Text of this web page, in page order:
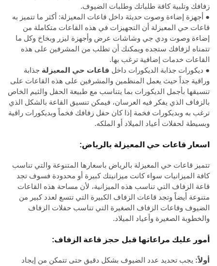
زفافك وتلبية كافة طلباتك وطلبات الضيوف.
● أجهزة إضاءة وصوت حديثة داخل قاعات المعيزلة: أكثر ما تتميز به
قاعات حي المعيزلة أن التجهيزات في هذه القاعات متكاملة من
إضاءة وصوت ودي جي وشاشات عرض وأجهزة ليزر وبخاخ وكل ما
تتمناه لزفافك ستجده ويمكنك أن تطلب من المشرفين على هذه
القاعات خدمات إضافية ترغب بها.
● ديكورات جذابة الديكورات داخل قاعات حي المعيزلة جذابة
وراقية جداً حيث يعمل المنظمين والمشرفين على هذه القاعات على
تنسيقها بأجمل الديكورات بما يتناسب مع طبيعة الحفل والثيم الخاص
بالزفاف الذي يفكر فيه العرسان، فيمكن تنسيق القاعة بالشكل الذي
ترغب به وبديكورات فخمة إذا كان حفل زفافك فخماً وبديكورات راقية
وبسيطة لحفلات أعياد الميلاد أو الملكه.
اسعار قاعات حي المعيزلة بالرياض:
تتميز قاعات حي المعيزلة بالرياض باسعارها المتنوعة والتي تناسب
كافة الميزانيات سواء كانت ميزانيتك كبيرة أو محدودة فسوف تجد
قاعة الزفاف التي تناسب هذه الميزانية، لأن مساحة هذه القاعات
متنوعة أيضاً وتجد قاعات الزفاف الكبيرة التي تتسع لعدد كبير من
الضيوف وقاعات الزفاف الصغيرة التي تناسب حفلات الزفاف
والخطوبة الصغيرة وأعياد الميلاد.
أمور عليك مراعاتها قبل حجز قاعة الزفاف:
أولاً: يجب تحديد عدد الضيوف بشكل دقيق حتى تتمكن من إيجاد